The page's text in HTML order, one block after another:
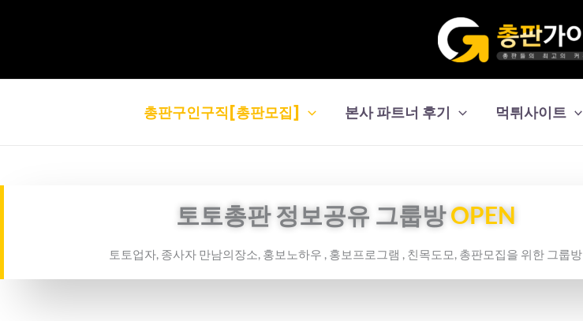
총판구인구직[총판모집] 본사 파트너 후기 먹튀사이트
토토총판 정보공유 그룹방OPEN
토토업자, 종사자 만남의장소, 홍보노하우 , 홍보프로그램 , 친목도모, 총판모집을 위한 그룹방